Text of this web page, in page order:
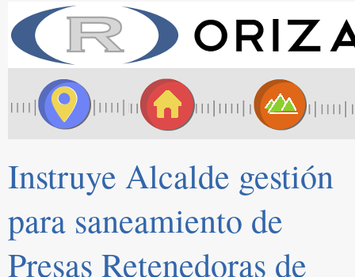
Instruye Alcalde gestión
para saneamiento de
Presas Retenedoras de